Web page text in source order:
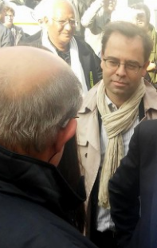
Skip to content
Accueil
BIO
Activités
Galerie
Contact
Toggle website search